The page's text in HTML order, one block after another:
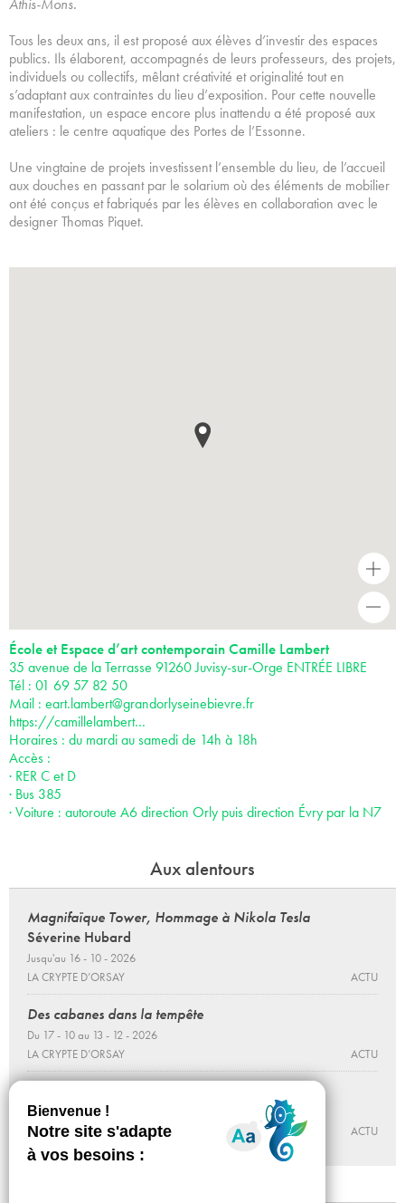
Athis-Mons.
Tous les deux ans, il est proposé aux élèves d’investir des espaces
publics. Ils élaborent, accompagnés de leurs professeurs, des projets,
individuels ou collectifs, mêlant créativité et originalité tout en
s’adaptant aux contraintes du lieu d’exposition. Pour cette nouvelle
manifestation, un espace encore plus inattendu a été proposé aux
ateliers : le centre aquatique des Portes de l’Essonne.
Une vingtaine de projets investissent l’ensemble du lieu, de l’accueil
aux douches en passant par le solarium où des éléments de mobilier
ont été conçus et fabriqués par les élèves en collaboration avec le
designer Thomas Piquet.
+
École et Espace d’art contemporain Camille Lambert
35 avenue de la Terrasse 91260 Juvisy-sur-Orge ENTRÉE LIBRE
Tél : 01 69 57 82 50
Mail : eart.lambert@grandorlyseinebievre.fr
https://camillelambert…
Horaires : du mardi au samedi de 14h à 18h
Accès :
· RER C et D
· Bus 385
· Voiture : autoroute A6 direction Orly puis direction Évry par la N7
Aux alentours
Magnifaïque Tower, Hommage à Nikola Tesla
Séverine Hubard
Jusqu'au 16 - 10 - 2026
LA CRYPTE D’ORSAY
ACTU
Des cabanes dans la tempête
Du 17 - 10 au 13 - 12 - 2026
LA CRYPTE D’ORSAY
ACTU
Du 04 - 04 au 01 - 11 - 2026
LE CYCLOP DE JEAN TINGUELY
ACTU